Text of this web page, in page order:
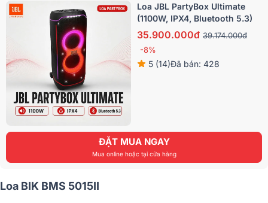
Loa JBL PartyBox Ultimate
(1100W, IPX4, Bluetooth 5.3)
35.900.000đ 39.174.000đ
-8%
5 (14)Đã bán: 428
ĐẶT MUA NGAY
Mua online hoặc tại cửa hàng
Loa BIK BMS 5015II